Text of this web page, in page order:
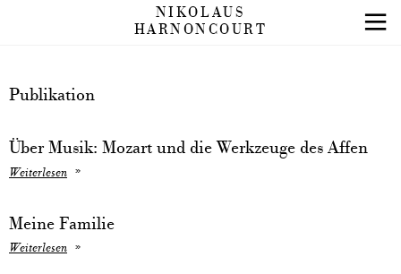
NIKOLAUS
HARNONCOURT
Publikation
Über Musik: Mozart und die Werkzeuge des Affen
Weiterlesen
Meine Familie
Weiterlesen